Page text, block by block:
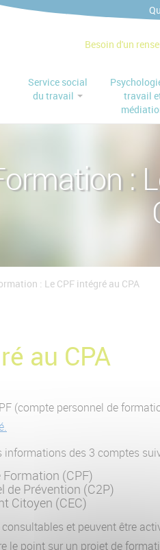
Besoin d'un
Service social
du travail
travail
:
: Le CPF intégré au CPA
au CPA
(compte personnel de
informations des 3 comptes
(CPF)
de Prévention (C2P)
Citoyen (CEC)
et peuvent être
le point sur un projet de